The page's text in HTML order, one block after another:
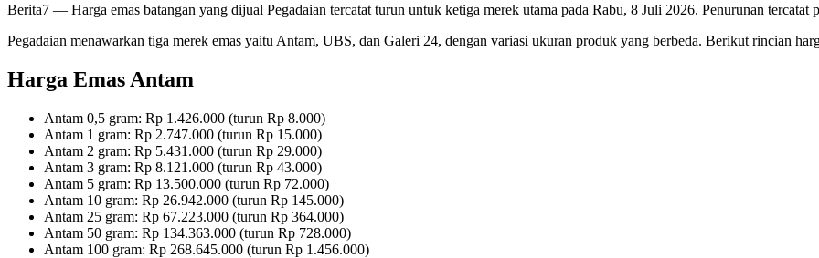
Berita7 — Harga emas batangan yang dijual Pegadaian tercatat turun untuk ketiga merek utama pada Rabu, 8 Juli 2026. Penurunan
Pegadaian menawarkan tiga merek emas yaitu Antam, UBS, dan Galeri 24, dengan variasi ukuran produk yang berbeda. Berikut rincian
Harga Emas Antam
Antam 0,5 gram: Rp 1.426.000 (turun Rp 8.000)
Antam 1 gram: Rp 2.747.000 (turun Rp 15.000)
Antam 2 gram: Rp 5.431.000 (turun Rp 29.000)
Antam 3 gram: Rp 8.121.000 (turun Rp 43.000)
Antam 5 gram: Rp 13.500.000 (turun Rp 72.000)
Antam 10 gram: Rp 26.942.000 (turun Rp 145.000)
Antam 25 gram: Rp 67.223.000 (turun Rp 364.000)
Antam 50 gram: Rp 134.363.000 (turun Rp 728.000)
Antam 100 gram: Rp 268.645.000 (turun Rp 1.456.000)